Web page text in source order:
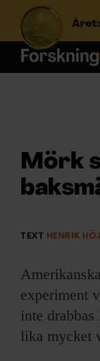
S
e
:
ÄMNEN
ARKIV & E-
LYSSNA/
Mörk
TEXT HENRIK
experiment
inte
lika mycket